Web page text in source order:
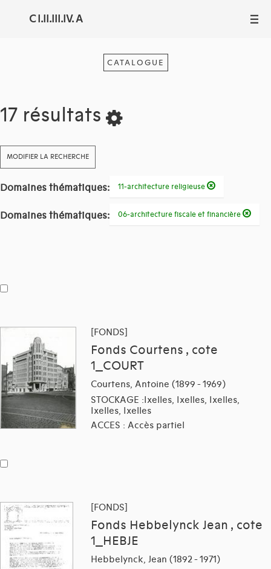
C I.II.III.IV. A III
CATALOGUE
17 résultats
MODIFIER LA RECHERCHE
Domaines thématiques: 11-architecture religieuse
Domaines thématiques: 06-architecture fiscale et financière
[FONDS]
Fonds Courtens , cote
1_COURT
Courtens, Antoine (1899 - 1969)
STOCKAGE :Ixelles, Ixelles, Ixelles,
Ixelles, Ixelles
ACCES : Accès partiel
[FONDS]
Fonds Hebbelynck Jean , cote
1_HEBJE
Hebbelynck, Jean (1892 - 1971)